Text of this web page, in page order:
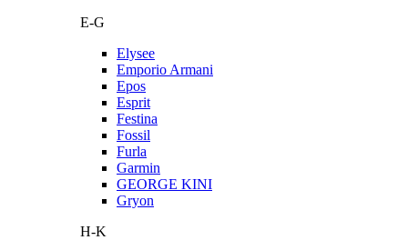
E-G
Elysee
Emporio Armani
Epos
Esprit
Festina
Fossil
Furla
Garmin
GEORGE KINI
Gryon
H-K